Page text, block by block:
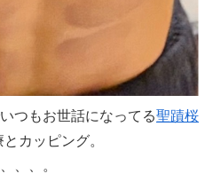
つもお世話になってる聖蹟桜
カッピング。
、、。